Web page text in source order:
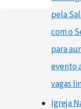
pela
com o
para
evento
vagas
Igreja